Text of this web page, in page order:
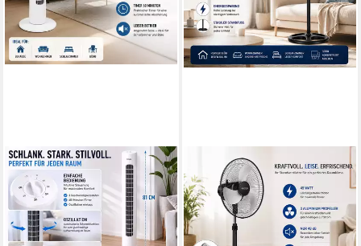
ERTEX
Standventilator Ventilator
TURMVENTILATOR 45 W,
Höhe 82 cm, Fernbedienung
+ Timer
Standventilator
Standventilator Ventilator
Kühler 45W Standventilator
130cm STARK